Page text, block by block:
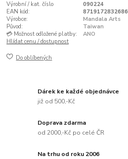
Výrobní / kat. číslo
090224
EAN kód:
8719172832686
Výrobce:
Mandala Arts
Původ:
Taiwan
💳 Možnost odložené platby:
ANO
Hlídat cenu / dostupnost
Do oblíbených
Dárek ke každé objednávce
již od 500,-Kč
Doprava zdarma
od 2000,-Kč po celé ČR
Na trhu od roku 2006